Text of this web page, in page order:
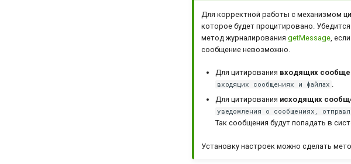
Для корректной работы с механизмом
которое будет процитировано.
метод журналирования getMessage ,
сообщение невозможно.
Для цитирования входящих
входящих сообщениях и файлах
Для цитирования исходящих
уведомления о сообщениях,
Так сообщения будут попадать в
Установку настроек можно сделать